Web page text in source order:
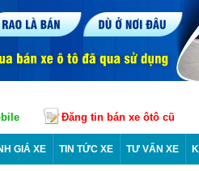
Đăng tin bán xe ôtô cũ
GIÁ XE TIN TỨC XE TƯ VẤN XE